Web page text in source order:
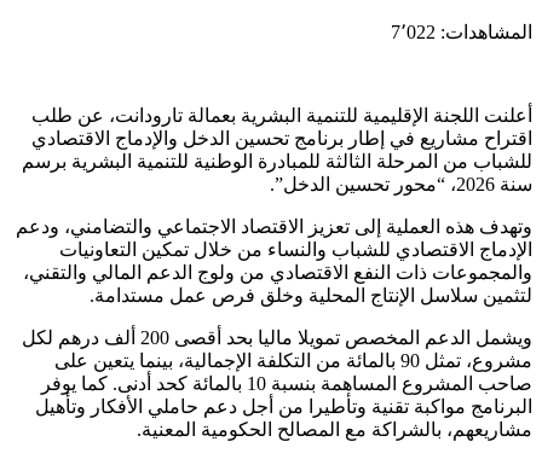
المشاهدات: 7٬022
أعلنت اللجنة الإقليمية للتنمية البشرية بعمالة تارودانت، عن طلب
اقتراح مشاريع في إطار برنامج تحسين الدخل والإدماج الاقتصادي
للشباب من المرحلة الثالثة للمبادرة الوطنية للتنمية البشرية برسم
سنة 2026، “محور تحسين الدخل”.
وتهدف هذه العملية إلى تعزيز الاقتصاد الاجتماعي والتضامني، ودعم
الإدماج الاقتصادي للشباب والنساء من خلال تمكين التعاونيات
والمجموعات ذات النفع الاقتصادي من ولوج الدعم المالي والتقني،
لتثمين سلاسل الإنتاج المحلية وخلق فرص عمل مستدامة.
ويشمل الدعم المخصص تمويلا ماليا بحد أقصى 200 ألف درهم لكل
مشروع، تمثل 90 بالمائة من التكلفة الإجمالية، بينما يتعين على
صاحب المشروع المساهمة بنسبة 10 بالمائة كحد أدنى. كما يوفر
البرنامج مواكبة تقنية وتأطيرا من أجل دعم حاملي الأفكار وتأهيل
مشاريعهم، بالشراكة مع المصالح الحكومية المعنية.